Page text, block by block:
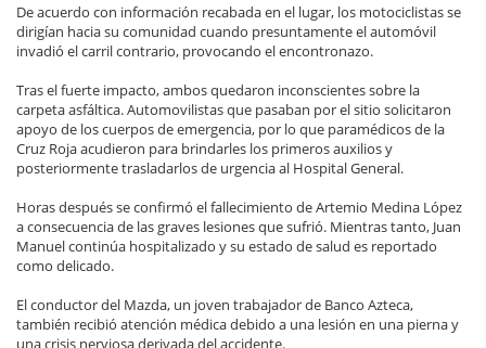
De acuerdo con información recabada en el lugar, los motociclistas se
dirigían hacia su comunidad cuando presuntamente el automóvil
invadió el carril contrario, provocando el encontronazo.
Tras el fuerte impacto, ambos quedaron inconscientes sobre la
carpeta asfáltica. Automovilistas que pasaban por el sitio solicitaron
apoyo de los cuerpos de emergencia, por lo que paramédicos de la
Cruz Roja acudieron para brindarles los primeros auxilios y
posteriormente trasladarlos de urgencia al Hospital General.
Horas después se confirmó el fallecimiento de Artemio Medina López
a consecuencia de las graves lesiones que sufrió. Mientras tanto, Juan
Manuel continúa hospitalizado y su estado de salud es reportado
como delicado.
El conductor del Mazda, un joven trabajador de Banco Azteca,
también recibió atención médica debido a una lesión en una pierna y
una crisis nerviosa derivada del accidente.